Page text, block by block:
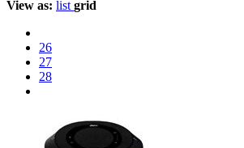
View as: list grid
26
27
28